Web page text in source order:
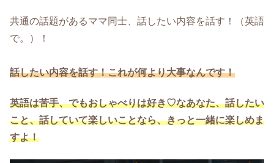
共通の話題があるママ同士、話したい内容を話す！（英語
で。）！
話したい内容を話す！これが何より大事なんです！
英語は苦手、でもおしゃべりは好き♡なあなた、話したい
こと、話していて楽しいことなら、きっと一緒に楽しめま
すよ！